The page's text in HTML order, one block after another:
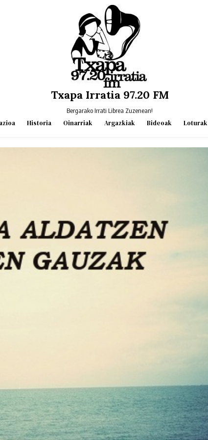
Txapa Irratia 97.20 FM
Bergarako Irrati Librea Zuzenean!
Historia Oinarriak Argazkiak Bideoak Loturak